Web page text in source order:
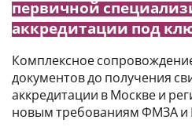
первичной
аккредитации под
Комплексное
документов до получения
аккредитации в Москве и
новым требованиям ФМЗА и